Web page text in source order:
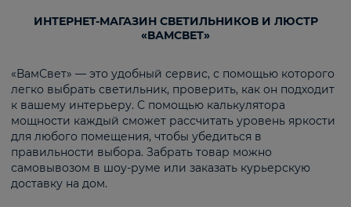
ИНТЕРНЕТ-МАГАЗИН СВЕТИЛЬНИКОВ И ЛЮСТР
«ВАМСВЕТ»
«ВамСвет» — это удобный сервис, с помощью которого
легко выбрать светильник, проверить, как он подходит
к вашему интерьеру. С помощью калькулятора
мощности каждый сможет рассчитать уровень яркости
для любого помещения, чтобы убедиться в
правильности выбора. Забрать товар можно
самовывозом в шоу-руме или заказать курьерскую
доставку на дом.